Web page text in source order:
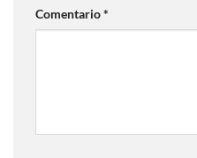
Comentario*